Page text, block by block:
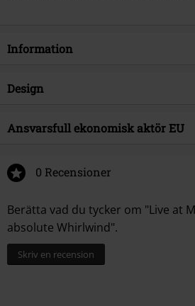
Information
Artikelnummer
Produktämne
Band
Releasedatum
12/07/
Design
Produkttyp
Blu-ray
Ansvarsfull ekonomisk aktör EU
Balanstraße 73 // Haus 31
81541 München
kontakt@sonymusic.com
0 Recensioner
Berätta vad du tycker om "Live at
absolute Whirlwind".
Skriv en recension